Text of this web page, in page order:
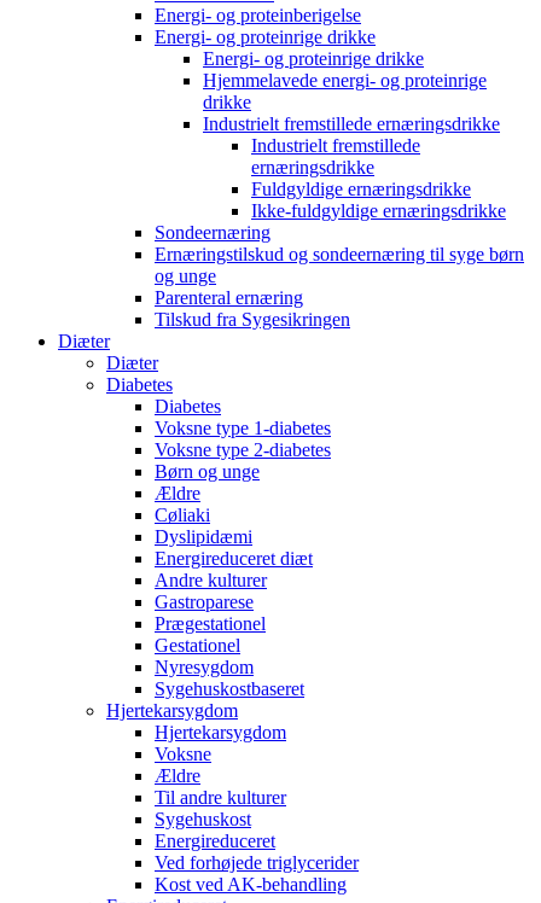
Energi- og proteinberigelse
Energi- og proteinrige drikke
Energi- og proteinrige drikke
Hjemmelavede energi- og proteinrige
drikke
Industrielt fremstillede ernæringsdrikke
Industrielt fremstillede
ernæringsdrikke
Fuldgyldige ernæringsdrikke
Ikke-fuldgyldige ernæringsdrikke
Sondeernæring
Ernæringstilskud og sondeernæring til syge børn
og unge
Parenteral ernæring
Tilskud fra Sygesikringen
Diæter
Diæter
Diabetes
Diabetes
Voksne type 1-diabetes
Voksne type 2-diabetes
Børn og unge
Ældre
Cøliaki
Dyslipidæmi
Energireduceret diæt
Andre kulturer
Gastroparese
Prægestationel
Gestationel
Nyresygdom
Sygehuskostbaseret
Hjertekarsygdom
Hjertekarsygdom
Voksne
Ældre
Til andre kulturer
Sygehuskost
Energireduceret
Ved forhøjede triglycerider
Kost ved AK-behandling